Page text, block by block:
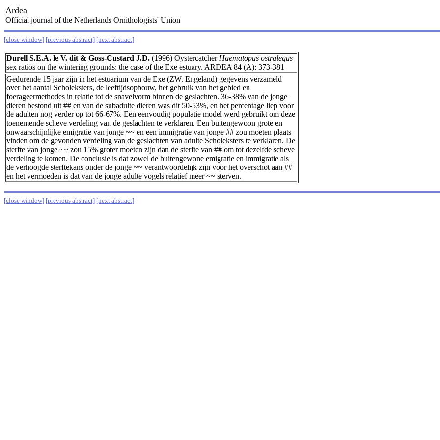
Ardea
Official journal of the Netherlands Ornithologists' Union
[close window] [previous abstract] [next abstract]
Durell S.E.A. le V. dit & Goss-Custard J.D. (1996) Oystercatcher Haematopus ostralegus
sex ratios on the wintering grounds: the case of the Exe estuary. ARDEA 84 (A): 373-381
Gedurende 15 jaar zijn in het estuarium van de Exe (ZW. Engeland) gegevens verzameld
over het aantal Scholeksters, de leeftijdsopbouw, het gebruik van het gebied en
foerageermethodes in relatie tot de snavelvorm binnen de geslachten. 36-38% van de jonge
dieren bestond uit ## en van de subadulte dieren was dit 50-53%, en het percentage liep voor
de adulten nog verder op tot 66-67%. Een eenvoudig populatie model werd gebruikt om deze
toenemende scheve verdeling van de geslachten te verklaren. Een buitengewoon grote en
onwaarschijnlijke emigratie van jonge ~~ en een immigratie van jonge ## zou moeten plaats
vinden om de gevonden verdeling van de geslachten van adulte Scholeksters te verklaren. De
sterfte van jonge ~~ zou 15% groter moeten zijn dan de sterfte van ## om tot dezelfde scheve
verdeling te komen. De conclusie is dat zowel de buitengewone emigratie en immigratie als
de verhoogde sterftekans onder de jonge ~~ verantwoordelijk zijn voor het overschot aan ##
en het vermoeden is dat van de jonge adulte vogels relatief meer ~~ sterven.
[close window] [previous abstract] [next abstract]